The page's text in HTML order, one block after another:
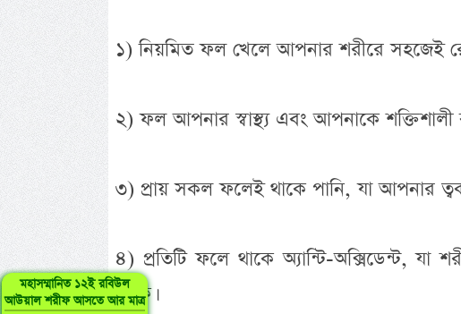
মহাসম্মানিত ১২ই রবিউল
আউয়াল শরীফ আসতে আর মাত্র
১) নিয়মিত ফল খেলে আপনার শরীরে সহজেই
২) ফল আপনার স্বাস্থ্য এবং আপনাকে শক্তিশালী
৩) প্রায় সকল ফলেই থাকে পানি, যা আপনার
৪) প্রতিটি ফলে থাকে অ্যান্টি-অক্সিডেন্ট, যা
থাকে।